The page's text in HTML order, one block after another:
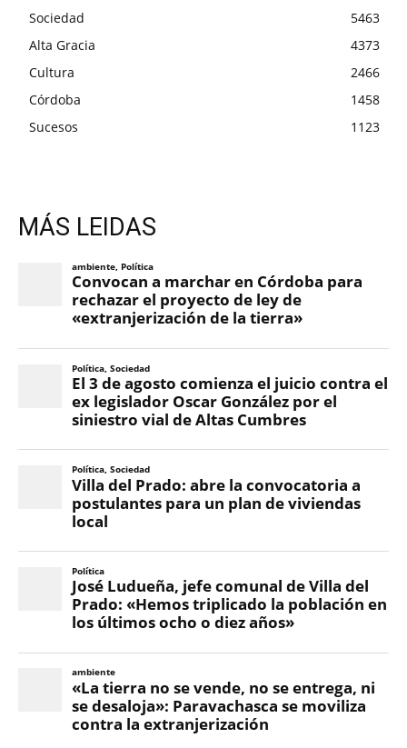
Sociedad
5463
Alta Gracia
4373
Cultura
2466
Córdoba
1458
Sucesos
1123
MÁS LEIDAS